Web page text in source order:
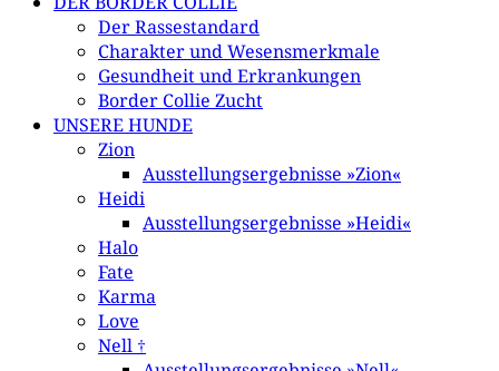
Der Rassestandard
Charakter und Wesensmerkmale
Gesundheit und Erkrankungen
Border Collie Zucht
UNSERE HUNDE
Zion
Ausstellungsergebnisse »Zion«
Heidi
Ausstellungsergebnisse »Heidi«
Halo
Fate
Karma
Love
Nell †